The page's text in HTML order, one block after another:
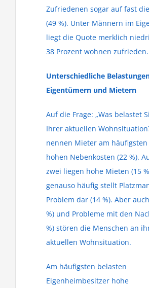
Zufriedenen sogar auf fast
(49 %). Unter Männern im
liegt die Quote merklich
38 Prozent wohnen zufrieden.
Unterschiedliche
Eigentümern und Mietern
Auf die Frage: „Was belastet
Ihrer aktuellen
nennen Mieter am
hohen Nebenkosten (22 %).
zwei liegen hohe Mieten (15
genauso häufig stellt
Problem dar (14 %). Aber
%) und Probleme mit den
%) stören die Menschen an
aktuellen Wohnsituation.
Am häufigsten belasten
Eigenheimbesitzer hohe